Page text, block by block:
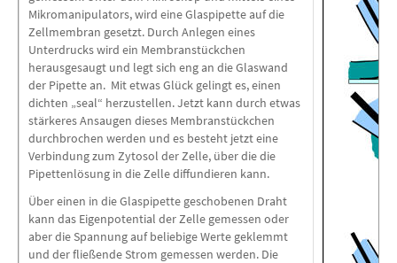
Mikromanipulators, wird eine Glaspipette auf die
Zellmembran gesetzt. Durch Anlegen eines
Unterdrucks wird ein Membranstückchen
herausgesaugt und legt sich eng an die Glaswand
der Pipette an. Mit etwas Glück gelingt es, einen
dichten „seal“ herzustellen. Jetzt kann durch etwas
stärkeres Ansaugen dieses Membranstückchen
durchbrochen werden und es besteht jetzt eine
Verbindung zum Zytosol der Zelle, über die die
Pipettenlösung in die Zelle diffundieren kann.
Über einen in die Glaspipette geschobenen Draht
kann das Eigenpotential der Zelle gemessen oder
aber die Spannung auf beliebige Werte geklemmt
und der fließende Strom gemessen werden. Die